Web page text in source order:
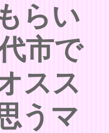
らい
市で
スス
うマ